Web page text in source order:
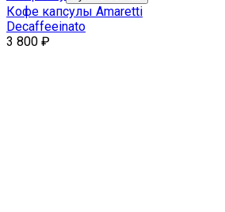
Кофе капсулы Amaretti
Decaffeeinato
3 800 ₽